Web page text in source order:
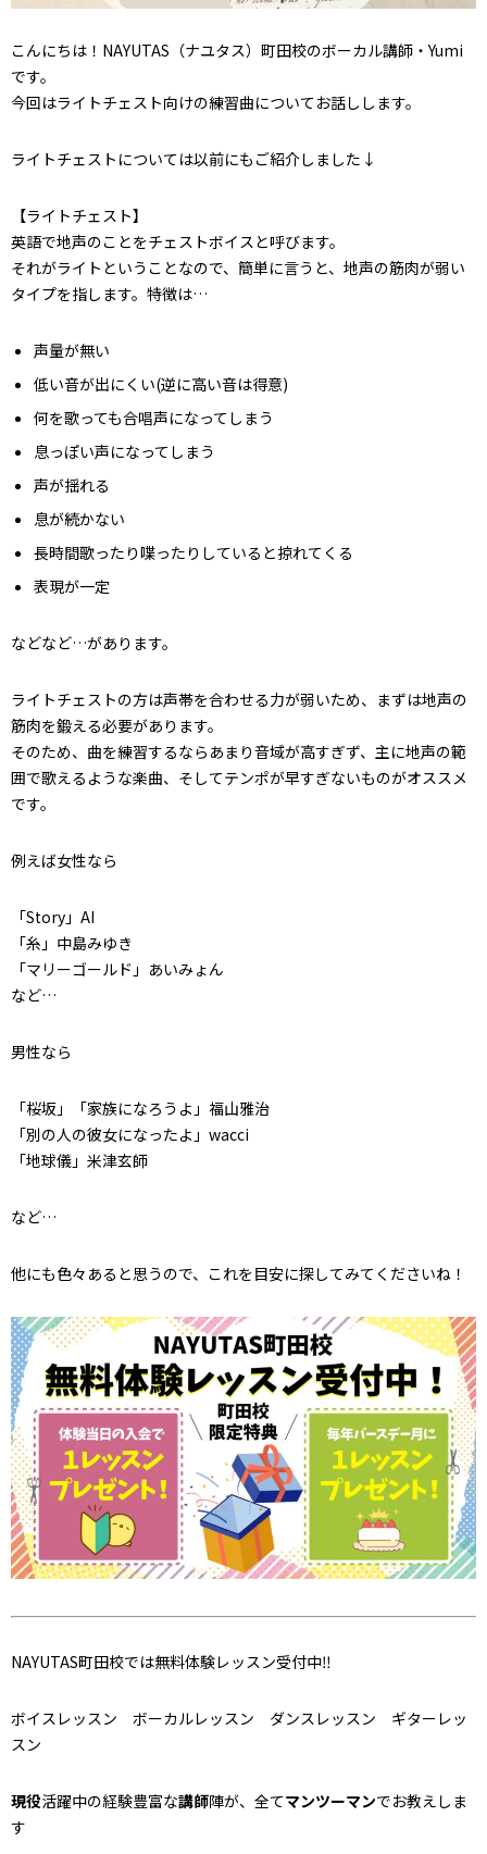
こんにちは！NAYUTAS（ナユタス）町田校のボーカル講師・Yumi
です。
今回はライトチェスト向けの練習曲についてお話しします。
ライトチェストについては以前にもご紹介しました↓
【ライトチェスト】
英語で地声のことをチェストボイスと呼びます。
それがライトということなので、簡単に言うと、地声の筋肉が弱い
タイプを指します。特徴は…
声量が無い
低い音が出にくい(逆に高い音は得意)
何を歌っても合唱声になってしまう
息っぽい声になってしまう
声が揺れる
息が続かない
長時間歌ったり喋ったりしていると掠れてくる
表現が一定
などなど…があります。
ライトチェストの方は声帯を合わせる力が弱いため、まずは地声の
筋肉を鍛える必要があります。
そのため、曲を練習するならあまり音域が高すぎず、主に地声の範
囲で歌えるような楽曲、そしてテンポが早すぎないものがオススメ
です。
例えば女性なら
「Story」AI
「糸」中島みゆき
「マリーゴールド」あいみょん
など…
男性なら
「桜坂」「家族になろうよ」福山雅治
「別の人の彼女になったよ」wacci
「地球儀」米津玄師
など…
他にも色々あると思うので、これを目安に探してみてくださいね！
NAYUTAS町田校では無料体験レッスン受付中‼
ボイスレッスン ボーカルレッスン ダンスレッスン ギターレッ
スン
現役活躍中の経験豊富な講師陣が、全てマンツーマンでお教えしま
す